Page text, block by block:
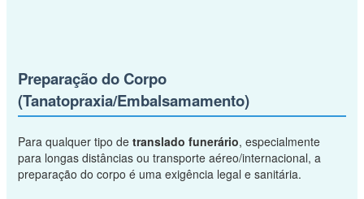
Preparação do Corpo
(Tanatopraxia/Embalsamamento)
Para qualquer tipo de translado funerário, especialmente
para longas distâncias ou transporte aéreo/internacional, a
preparação do corpo é uma exigência legal e sanitária.